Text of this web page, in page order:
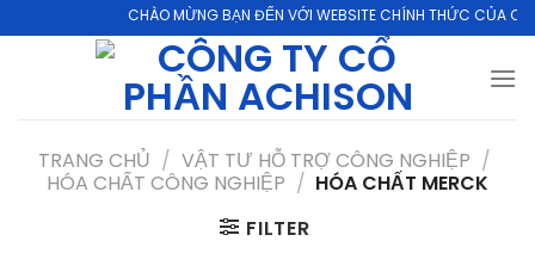
to
CHÀO MỪNG BẠN ĐẾN VỚI WEBSITE CHÍNH THỨC CỦA
TRANG CHỦ / VẬT TƯ HỖ TRỢ CÔNG NGHIỆP /
HÓA CHẤT CÔNG NGHIỆP / HÓA CHẤT MERCK
FILTER